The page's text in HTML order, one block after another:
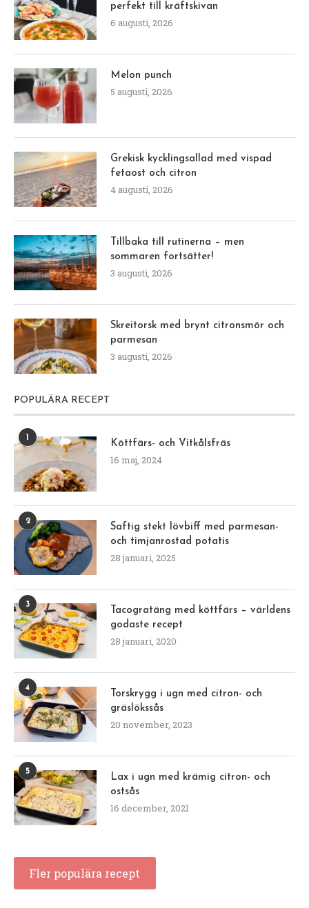
perfekt till kräftskivan
6 augusti, 2026
Melon punch
5 augusti, 2026
Grekisk kycklingsallad med vispad
fetaost och citron
4 augusti, 2026
Tillbaka till rutinerna – men
sommaren fortsätter!
3 augusti, 2026
Skreitorsk med brynt citronsmör och
parmesan
3 augusti, 2026
POPULÄRA RECEPT
1
Köttfärs- och Vitkålsfräs
16 maj, 2024
2
Saftig stekt lövbiff med parmesan-
och timjanrostad potatis
28 januari, 2025
3
Tacogratäng med köttfärs – världens
godaste recept
28 januari, 2020
4
Torskrygg i ugn med citron- och
gräslökssås
20 november, 2023
5
Lax i ugn med krämig citron- och
ostsås
16 december, 2021
Fler populära recept